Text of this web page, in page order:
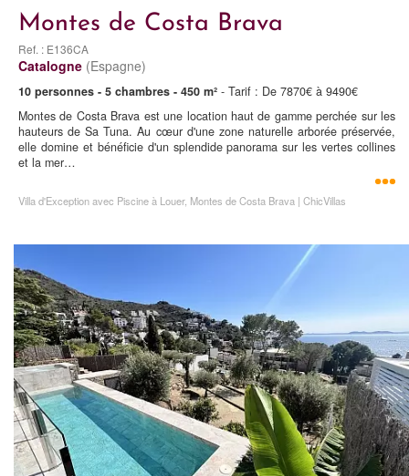
Montes de Costa Brava
Ref. : E136CA
Catalogne (Espagne)
10 personnes - 5 chambres - 450 m² - Tarif : De 7870€ à 9490€
Montes de Costa Brava est une location haut de gamme perchée sur les
hauteurs de Sa Tuna. Au cœur d'une zone naturelle arborée préservée,
elle domine et bénéficie d'un splendide panorama sur les vertes collines
et la mer…
Villa d'Exception avec Piscine à Louer, Montes de Costa Brava | ChicVillas